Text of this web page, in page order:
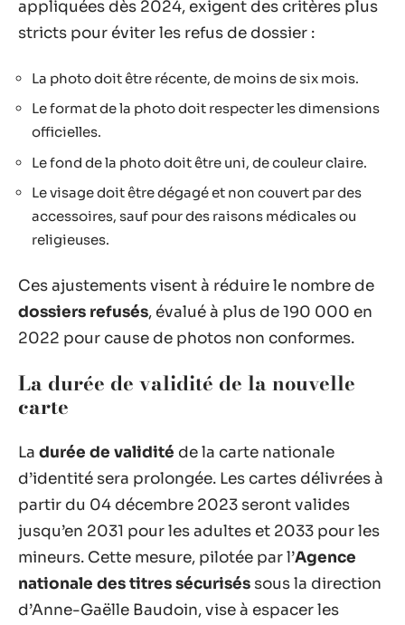
appliquées dès 2024, exigent des critères plus
stricts pour éviter les refus de dossier :
La photo doit être récente, de moins de six mois.
Le format de la photo doit respecter les dimensions
officielles.
Le fond de la photo doit être uni, de couleur claire.
Le visage doit être dégagé et non couvert par des
accessoires, sauf pour des raisons médicales ou
religieuses.
Ces ajustements visent à réduire le nombre de
dossiers refusés, évalué à plus de 190 000 en
2022 pour cause de photos non conformes.
La durée de validité de la nouvelle
carte
La durée de validité de la carte nationale
d’identité sera prolongée. Les cartes délivrées à
partir du 04 décembre 2023 seront valides
jusqu’en 2031 pour les adultes et 2033 pour les
mineurs. Cette mesure, pilotée par l’Agence
nationale des titres sécurisés sous la direction
d’Anne-Gaëlle Baudoin, vise à espacer les